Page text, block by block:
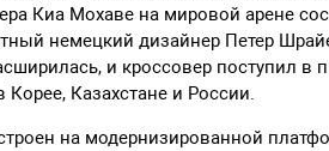
Киа Мохаве на мировой арене
немецкий дизайнер Петер
и кроссовер поступил
Корее, Казахстане и России.
на модернизированной